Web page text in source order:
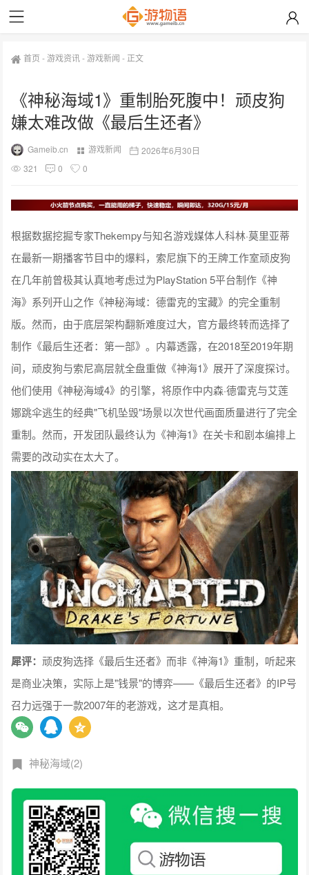
首页 -游戏资讯-游戏新闻 - 正文
《神秘海域1》重制胎死腹中！顽皮狗
嫌太难改做《最后生还者》
Gameib.cn 游戏新闻
2026年6月30日
321
0 0
根据数据挖掘专家Thekempy与知名游戏媒体人科林·莫里亚蒂
在最新一期播客节目中的爆料，索尼旗下的王牌工作室顽皮狗
在几年前曾极其认真地考虑过为PlayStation 5平台制作《神
海》系列开山之作《神秘海域：德雷克的宝藏》的完全重制
版。然而，由于底层架构翻新难度过大，官方最终转而选择了
制作《最后生还者：第一部》。内幕透露，在2018至2019年期
间，顽皮狗与索尼高层就全盘重做《神海1》展开了深度探讨。
他们使用《神秘海域4》的引擎，将原作中内森·德雷克与艾莲
娜跳伞逃生的经典"飞机坠毁"场景以次世代画面质量进行了完全
重制。然而，开发团队最终认为《神海1》在关卡和剧本编排上
需要的改动实在太大了。
犀评：顽皮狗选择《最后生还者》而非《神海1》重制，听起来
是商业决策，实际上是"钱景"的博弈——《最后生还者》的IP号
召力远强于一款2007年的老游戏，这才是真相。
神秘海域(2)